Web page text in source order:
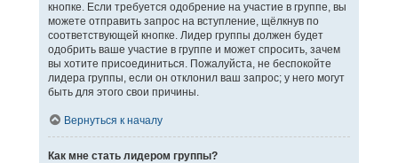
кнопке. Если требуется одобрение на участие в группе, вы
можете отправить запрос на вступление, щёлкнув по
соответствующей кнопке. Лидер группы должен будет
одобрить ваше участие в группе и может спросить, зачем
вы хотите присоединиться. Пожалуйста, не беспокойте
лидера группы, если он отклонил ваш запрос; у него могут
быть для этого свои причины.
Вернуться к началу
Как мне стать лидером группы?